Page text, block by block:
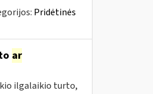
Pridėtinės
ar
ilgalaikio turto,